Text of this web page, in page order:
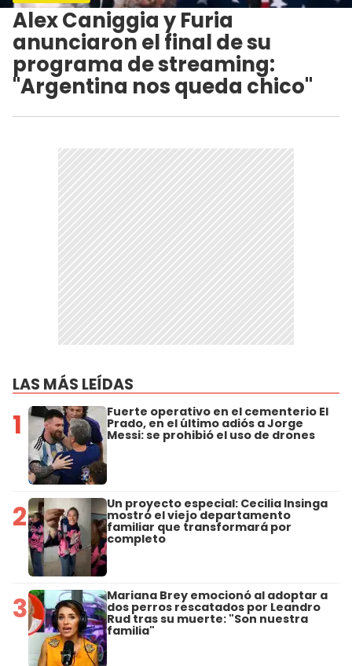
Alex Caniggia y Furia
anunciaron el final de su
programa de streaming:
"Argentina nos queda chico"
LAS MÁS LEÍDAS
1 Fuerte operativo en el cementerio El
Prado, en el último adiós a Jorge
Messi: se prohibió el uso de drones
2 Un proyecto especial: Cecilia Insinga
mostró el viejo departamento
familiar que transformará por
completo
3 Mariana Brey emocionó al adoptar a
dos perros rescatados por Leandro
Rud tras su muerte: "Son nuestra
familia"